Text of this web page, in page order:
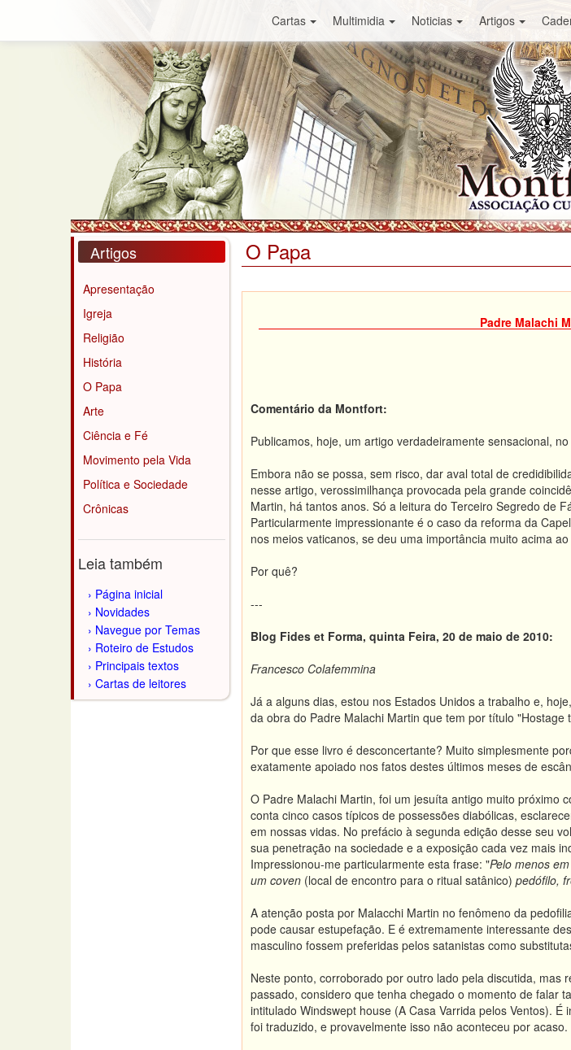
Cartas Multimidia Noticias Artigos
Artigos
Apresentação
Igreja
Religião
História
O Papa
Arte
Ciência e Fé
Movimento pela Vida
Política e Sociedade
Crônicas
Leia também
Página inicial
Novidades
Navegue por Temas
Roteiro de Estudos
Principais textos
Cartas de leitores
O Papa
Padre Malachi
Comentário da Montfort:
Publicamos, hoje, um artigo verdadeiramente sensacional,
Embora não se possa, sem risco, dar aval total de
nesse artigo, verossimilhança provocada pela grande
Martin, há tantos anos. Só a leitura do Terceiro Segredo
Particularmente impressionante é o caso da reforma da
nos meios vaticanos, se deu uma importância muito acima
Por quê?
---
Blog Fides et Forma, quinta Feira, 20 de maio de 2010:
Francesco Colafemmina
Já a alguns dias, estou nos Estados Unidos a trabalho e,
da obra do Padre Malachi Martin que tem por título
Por que esse livro é desconcertante? Muito simplesmente
exatamente apoiado nos fatos destes últimos meses de
O Padre Malachi Martin, foi um jesuíta antigo muito próximo
conta cinco casos típicos de possessões diabólicas,
em nossas vidas. No prefácio à segunda edição desse seu
sua penetração na sociedade e a exposição cada vez mais
Impressionou-me particularmente esta frase: "Pelo menos
um coven (local de encontro para o ritual satânico) pedófilo,
A atenção posta por Malacchi Martin no fenômeno da
pode causar estupefação. E é extremamente interessante
masculino fossem preferidas pelos satanistas como
Neste ponto, corroborado por outro lado pela discutida, mas
passado, considero que tenha chegado o momento de falar
intitulado Windswept house (A Casa Varrida pelos Ventos).
foi traduzido, e provavelmente isso não aconteceu por acaso.